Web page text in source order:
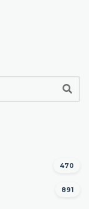
470
891